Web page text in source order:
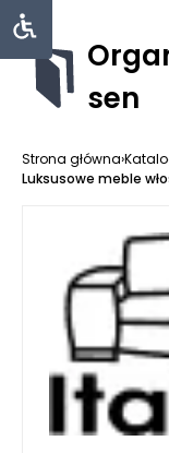
sen
Strona główna›
Luksusowe meble